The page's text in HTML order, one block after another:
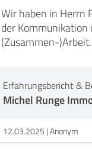
Wir haben in Herrn
der Kommunikation
(Zusammen-
Erfahrungsbericht &
Michel Runge
12.03.2025 Anonym